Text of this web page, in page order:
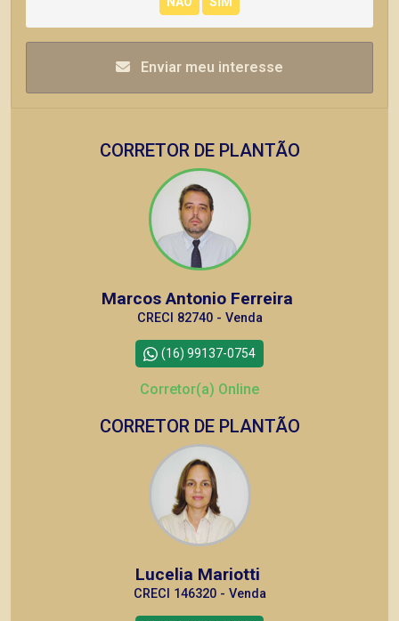
Enviar meu interesse
CORRETOR DE PLANTÃO
Marcos Antonio Ferreira
CRECI 82740 - Venda
(16) 99137-0754
Corretor(a) Online
CORRETOR DE PLANTÃO
Lucelia Mariotti
CRECI 146320 - Venda